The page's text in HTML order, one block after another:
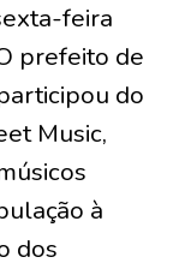
feira
prefeito de
do
Music,
à
dos